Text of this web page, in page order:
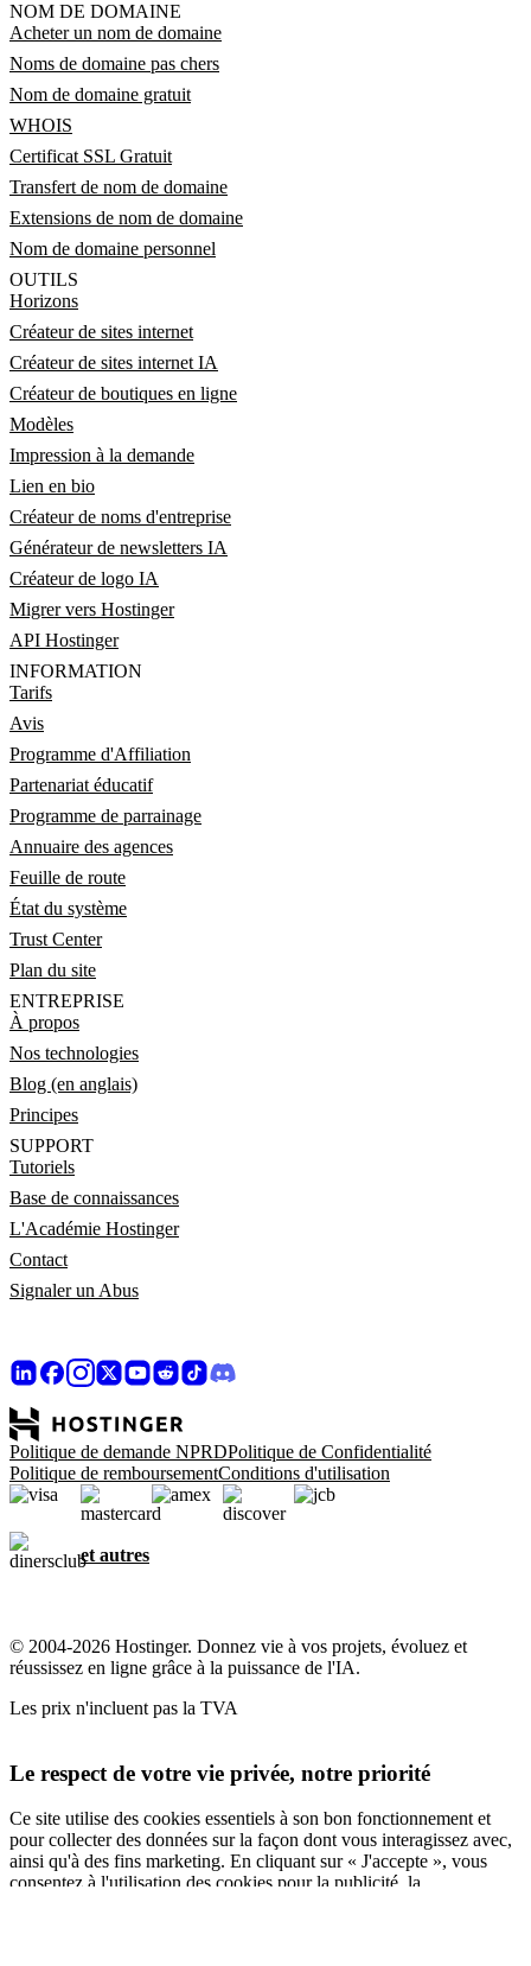
NOM DE DOMAINE
Acheter un nom de domaine
Noms de domaine pas chers
Nom de domaine gratuit
WHOIS
Certificat SSL Gratuit
Transfert de nom de domaine
Extensions de nom de domaine
Nom de domaine personnel
OUTILS
Horizons
Créateur de sites internet
Créateur de sites internet IA
Créateur de boutiques en ligne
Modèles
Impression à la demande
Lien en bio
Créateur de noms d'entreprise
Générateur de newsletters IA
Créateur de logo IA
Migrer vers Hostinger
API Hostinger
INFORMATION
Tarifs
Avis
Programme d'Affiliation
Partenariat éducatif
Programme de parrainage
Annuaire des agences
Feuille de route
État du système
Trust Center
Plan du site
ENTREPRISE
À propos
Nos technologies
Blog (en anglais)
Principes
SUPPORT
Tutoriels
Base de connaissances
L'Académie Hostinger
Contact
Signaler un Abus
Politique de demande NPRDPolitique de Confidentialité
Politique de remboursementConditions d'utilisation
et autres
© 2004-2026 Hostinger. Donnez vie à vos projets, évoluez et
réussissez en ligne grâce à la puissance de l'IA.
Les prix n'incluent pas la TVA
Le respect de votre vie privée, notre priorité
Ce site utilise des cookies essentiels à son bon fonctionnement et
pour collecter des données sur la façon dont vous interagissez avec,
ainsi qu'à des fins marketing. En cliquant sur « J'accepte », vous
consentez à l'utilisation des cookies pour la publicité, la